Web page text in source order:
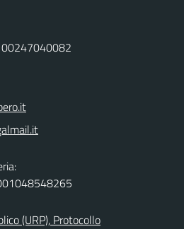
00247040082
(URP), Protocollo